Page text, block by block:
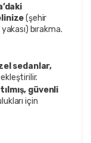
(şehir
bırakma.
sedanlar,
güvenli
için